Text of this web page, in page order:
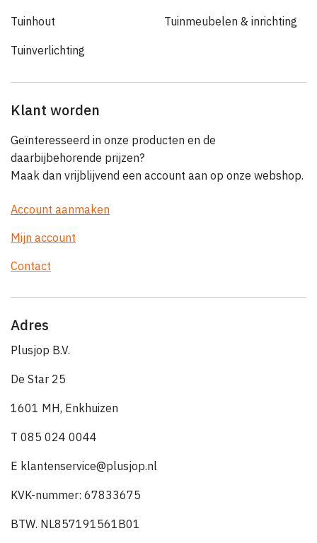
Tuinhout Tuinmeubelen & inrichting
Tuinverlichting
Klant worden
Geïnteresseerd in onze producten en de
daarbijbehorende prijzen?
Maak dan vrijblijvend een account aan op onze webshop.
Account aanmaken
Mijn account
Contact
Adres
Plusjop B.V.
De Star 25
1601 MH, Enkhuizen
T 085 024 0044
E klantenservice@plusjop.nl
KVK-nummer: 67833675
BTW. NL857191561B01